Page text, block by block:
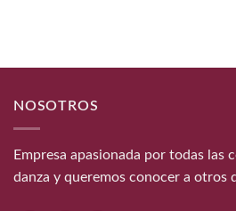
NOSOTROS
Empresa apasionada por todas las
danza y queremos conocer a otros